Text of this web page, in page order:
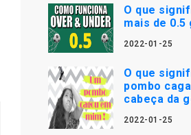
O que
mais de 0.5
2022-01-25
O que
pombo
cabeça da
2022-01-25